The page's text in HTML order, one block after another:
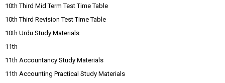
10th Third Mid Term Test Time Table
10th Third Revision Test Time Table
10th Urdu Study Materials
11th
11th Accountancy Study Materials
11th Accounting Practical Study Materials